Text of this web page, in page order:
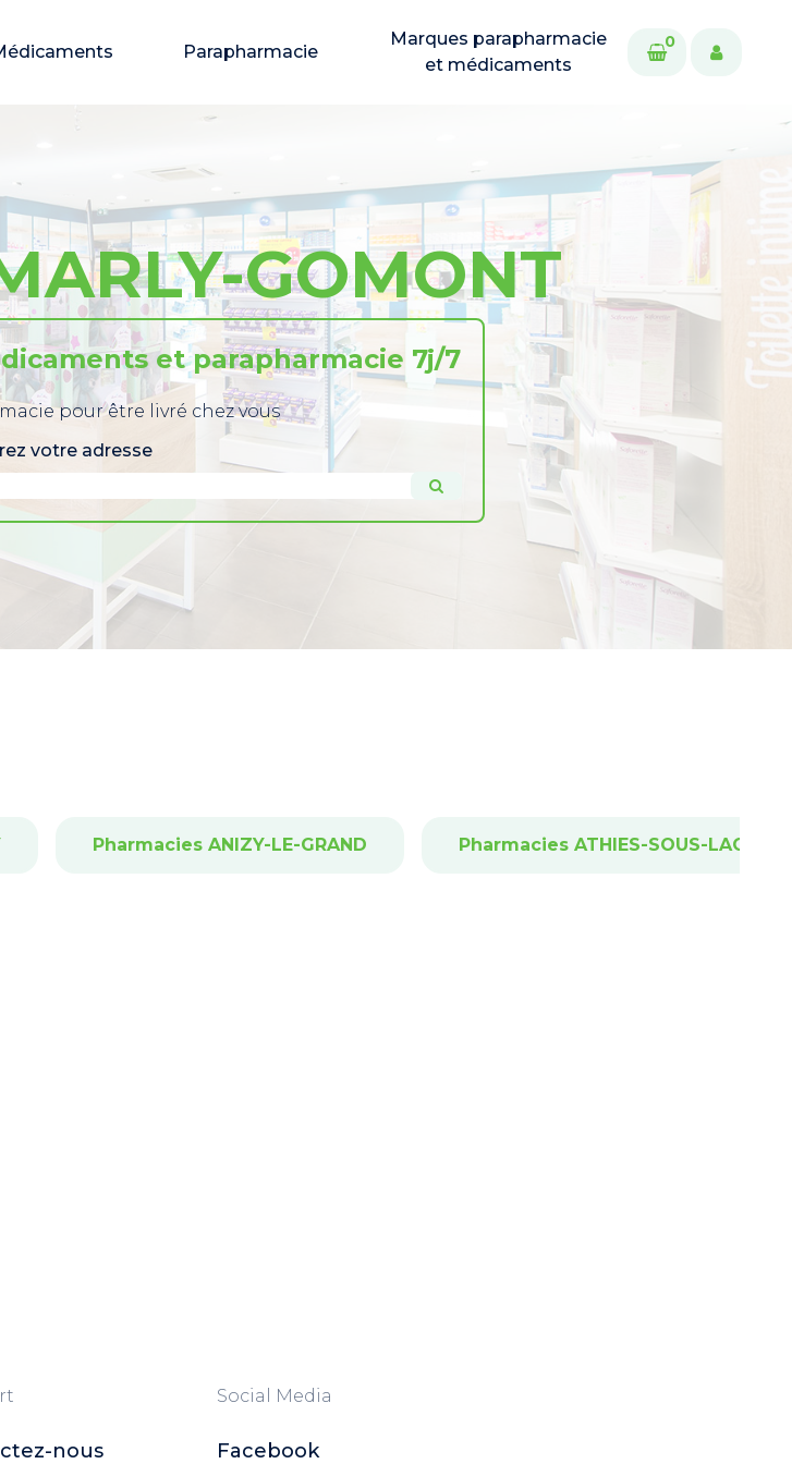
Parapharmacie
Marques parapharmacie
et médicaments
0
GOMONT
et parapharmacie 7j/7
pour être livré chez vous
votre adresse
Pharmacies ANIZY-LE-GRAND Pharmacies ATHIES-SOUS-LAON
nous
Social Media
Facebook